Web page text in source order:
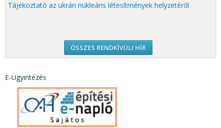
Tájékoztató az ukrán nukleáris létesítmények helyzetéről
ÖSSZES RENDKÍVÜLI HÍR
E-Ügyintézés